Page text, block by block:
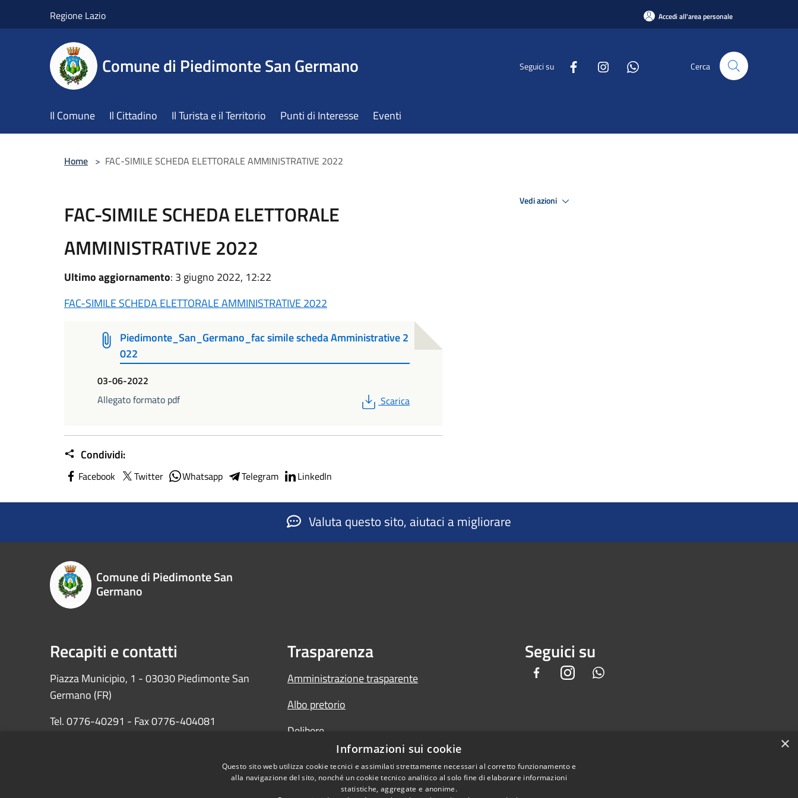
Regione Lazio Accedi all'area personale
Comune di Piedimonte San Germano Seguici su Cerca
Il Comune Il Cittadino Il Turista e il Territorio Punti di Interesse Eventi
Home > FAC-SIMILE SCHEDA ELETTORALE AMMINISTRATIVE 2022
FAC-SIMILE SCHEDA ELETTORALE
AMMINISTRATIVE 2022
Ultimo aggiornamento: 3 giugno 2022, 12:22
FAC-SIMILE SCHEDA ELETTORALE AMMINISTRATIVE 2022
Piedimonte_San_Germano_fac simile scheda Amministrative 2
022
03-06-2022
Allegato formato pdf
PDF
Scarica
Condividi:
Facebook Twitter Whatsapp Telegram LinkedIn
Vedi azioni
Valuta questo sito, aiutaci a migliorare
Comune di Piedimonte San
Germano
Recapiti e contatti
Piazza Municipio, 1 - 03030 Piedimonte San
Germano (FR)
Tel. 0776-40291 - Fax 0776-404081
Trasparenza
Amministrazione trasparente
Albo pretorio
Delibere
Seguici su
FacebookInstagram
×
Informazioni sui cookie
Questo sito web utilizza cookie tecnici e assimilati strettamente necessari al corretto funzionamento e
alla navigazione del sito, nonché un cookie tecnico analitico al solo fine di elaborare informazioni
statistiche, aggregate e anonime.